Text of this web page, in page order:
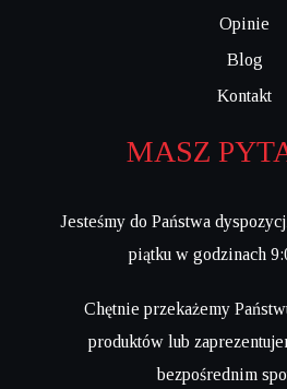
Opinie
Blog
Kontakt
MASZ
Jesteśmy do Państwa
piątku w godzinach
Chętnie przekażemy
produktów lub
bezpośrednim